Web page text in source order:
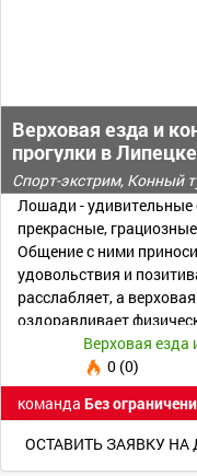
Верховая езда и
прогулки в Липецке
Спорт-экстрим, Конный
Лошади - удивительные
прекрасные,
Общение с ними
удовольствия и
расслабляет, а
оздоравливает
прививает любовь к
0 (0)
команда Без
ОСТАВИТЬ ЗАЯВКУ